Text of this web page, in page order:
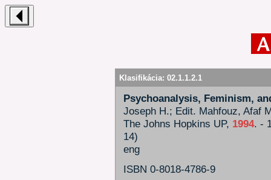
Klasifikácia: 02.1.1.2.1
Psychoanalysis, Feminism,
Joseph H.; Edit. Mahfouz, Afaf
The Johns Hopkins UP, 1994. -
14)
eng
ISBN 0-8018-4786-9